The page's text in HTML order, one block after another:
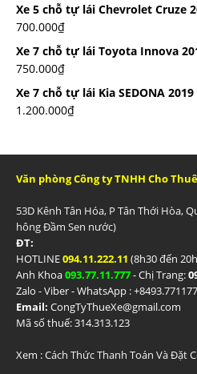
Xe 5 chỗ tự lái Chevrolet Cruze
700.000₫
Xe 7 chỗ tự lái Toyota Innova
750.000₫
Xe 7 chỗ tự lái Kia SEDONA
1.200.000₫
Văn phòng Công ty TNHH Cho
53D Kênh Tân Hóa, P Tân Thới Hòa,
hông Đầm Sen nước)
ĐT:
HOTLINE094.11.222.11 (8h30 đến
Anh Khoa093.77.11.777- Chị Trang:
Zalo - Viber - WhatsApp : +84
Email: CongTyThueXe@gmail.com
Mã số thuế: 314.313.123
Xem :Cách Thức Thanh Toán Và Đặt